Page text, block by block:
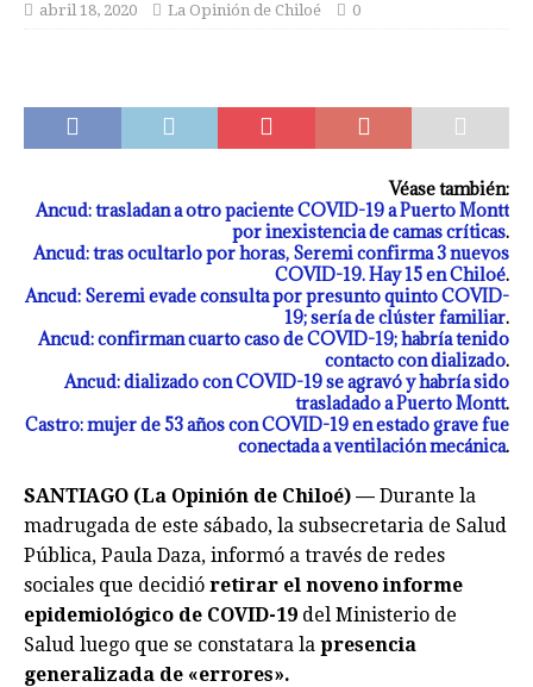
abril 18, 2020 La Opinión de Chiloé 0
Véase también:
Ancud: trasladan a otro paciente COVID-19 a Puerto Montt
por inexistencia de camas críticas.
Ancud: tras ocultarlo por horas, Seremi confirma 3 nuevos
COVID-19. Hay 15 en Chiloé.
Ancud: Seremi evade consulta por presunto quinto COVID-
19; sería de clúster familiar.
Ancud: confirman cuarto caso de COVID-19; habría tenido
contacto con dializado.
Ancud: dializado con COVID-19 se agravó y habría sido
trasladado a Puerto Montt.
Castro: mujer de 53 años con COVID-19 en estado grave fue
conectada a ventilación mecánica.
SANTIAGO (La Opinión de Chiloé) — Durante la
madrugada de este sábado, la subsecretaria de Salud
Pública, Paula Daza, informó a través de redes
sociales que decidió retirar el noveno informe
epidemiológico de COVID-19 del Ministerio de
Salud luego que se constatara la presencia
generalizada de «errores».